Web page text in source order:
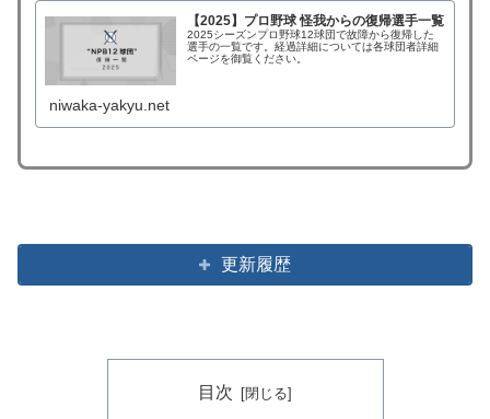
【2025】プロ野球 怪我からの復帰選手一覧
2025シーズンプロ野球12球団で故障から復帰した
選手の一覧です。経過詳細については各球団者詳細
ページを御覧ください。
niwaka-yakyu.net
更新履歴
目次